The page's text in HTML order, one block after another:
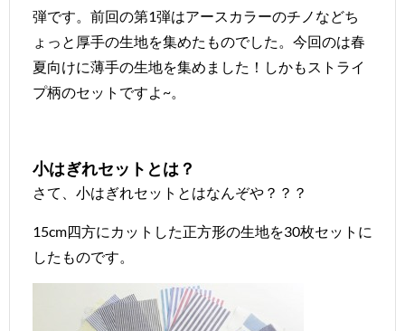
弾です。前回の第1弾はアースカラーのチノなどち
ょっと厚手の生地を集めたものでした。今回のは春
夏向けに薄手の生地を集めました！しかもストライ
プ柄のセットですよ~。
小はぎれセットとは？
さて、小はぎれセットとはなんぞや？？？
15cm四方にカットした正方形の生地を30枚セットに
したものです。